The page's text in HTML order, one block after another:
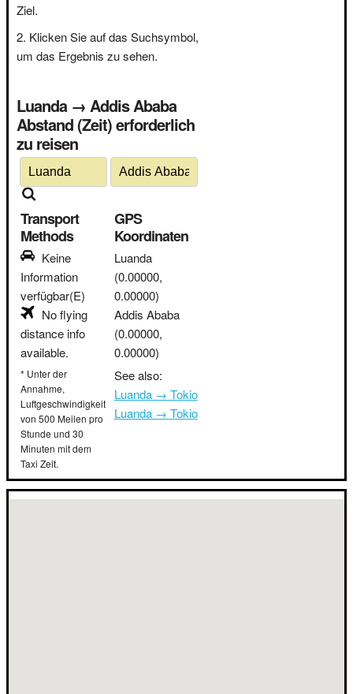
Ziel.
Klicken Sie auf das Suchsymbol,
um das Ergebnis zu sehen.
Luanda → Addis Ababa
Abstand (Zeit) erforderlich
zu reisen
Transport
Methods
Keine
Information
verfügbar(E)
No flying
distance info
available.
* Unter der
Annahme,
Luftgeschwindigkeit
von 500 Meilen pro
Stunde und 30
Minuten mit dem
Taxi Zeit.
GPS
Koordinaten
Luanda
(0.00000,
0.00000)
Addis Ababa
(0.00000,
0.00000)
See also:
Luanda → Tokio
Luanda → Tokio